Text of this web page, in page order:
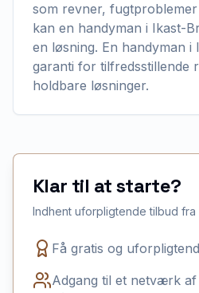
som revner,
kan en handyman i Ikast-
en løsning. En handyman
garanti for tilfredsstillende
holdbare løsninger.
Klar til at starte?
Indhent uforpligtende tilbud
Få gratis og
Adgang til et netværk af